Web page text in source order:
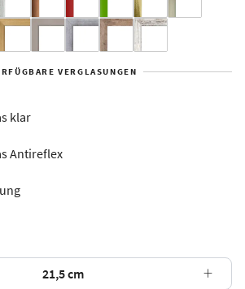
Alaska
VERGLASUNGEN
klar
Antireflex
+